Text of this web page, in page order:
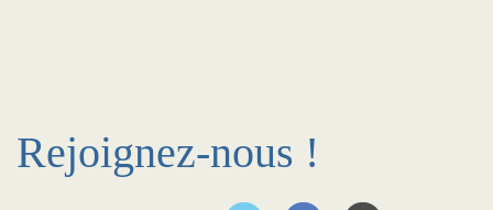
Rejoignez-nous !